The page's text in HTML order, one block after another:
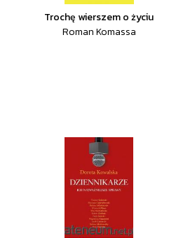
Trochę wierszem o życiu
Roman Komassa